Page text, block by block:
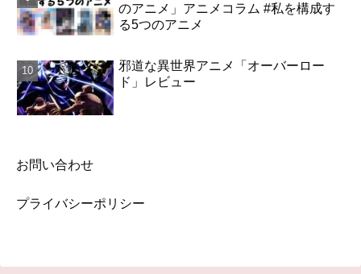
のアニメ」アニメコラム #私を構成す
る5つのアニメ
邪道な異世界アニメ「オーバーロー
ド」レビュー
お問い合わせ
プライバシーポリシー